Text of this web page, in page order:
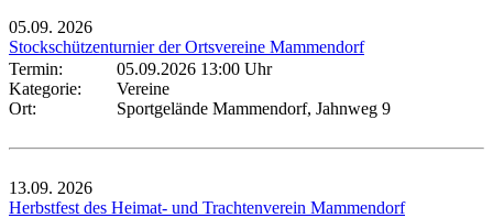
05.09. 2026
Stockschützenturnier der Ortsvereine Mammendorf
Termin:
05.09.2026 13:00 Uhr
Kategorie:
Vereine
Ort:
Sportgelände Mammendorf, Jahnweg 9
13.09. 2026
Herbstfest des Heimat- und Trachtenverein Mammendorf